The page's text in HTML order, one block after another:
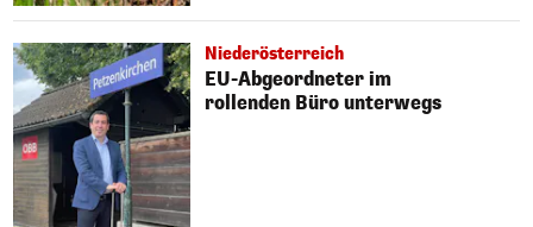
Niederösterreich
EU-Abgeordneter im
rollenden Büro unterwegs